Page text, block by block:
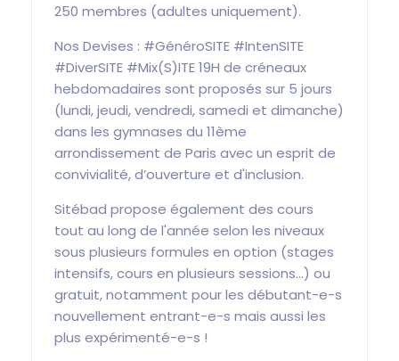
250 membres (adultes uniquement).
Nos Devises : #GénéroSITE #IntenSITE
#DiverSITE #Mix(S)ITE 19H de créneaux
hebdomadaires sont proposés sur 5 jours
(lundi, jeudi, vendredi, samedi et dimanche)
dans les gymnases du 11ème
arrondissement de Paris avec un esprit de
convivialité, d’ouverture et d'inclusion.
Sitébad propose également des cours
tout au long de l'année selon les niveaux
sous plusieurs formules en option (stages
intensifs, cours en plusieurs sessions...) ou
gratuit, notamment pour les débutant-e-s
nouvellement entrant-e-s mais aussi les
plus expérimenté-e-s !